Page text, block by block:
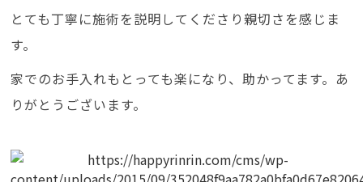
とても丁寧に施術を説明してくださり親切さを感じま
す。
家でのお手入れもとっても楽になり、助かってます。あ
りがとうございます。